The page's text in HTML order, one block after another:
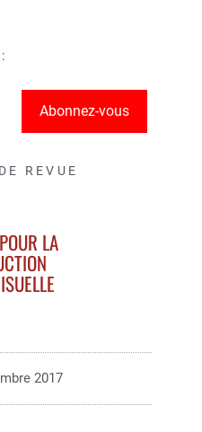
Abonnez-vous
REVUE
LA
2017